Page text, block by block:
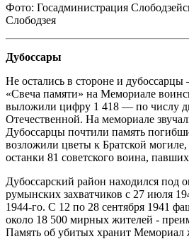
Фото: Госадминистрация
Слободзея
Дубоссары
Не остались в стороне и дубоссарцы
«Свеча памяти» на Мемориале
выложили цифру 1 418 — по числу
Отечественной. На мемориале
Дубоссарцы почтили память
возложили цветы к Братской могиле,
останки 81 советского воина,
Дубоссарский район находился под
румынских захватчиков с 27 июля
1944-го. С 12 по 28 сентября 1941
около 18 500 мирных жителей -
Память об убитых хранит Мемориал